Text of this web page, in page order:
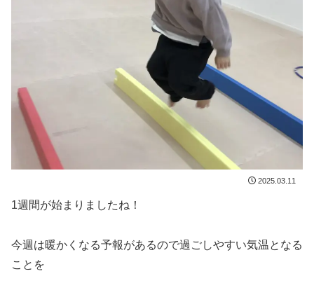
2025.03.11
1週間が始まりましたね！
今週は暖かくなる予報があるので過ごしやすい気温となる
ことを